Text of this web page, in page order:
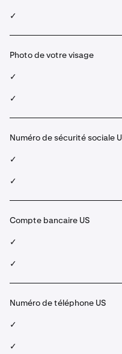
✓
Photo de votre visage
✓
✓
Numéro de sécurité sociale
✓
✓
Compte bancaire US
✓
✓
Numéro de téléphone US
✓
✓